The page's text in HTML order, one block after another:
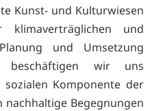
Kunst- und Kulturwiesen
klimaverträglichen und
und Umsetzung
beschäftigen wir uns
Komponente der
Begegnungen